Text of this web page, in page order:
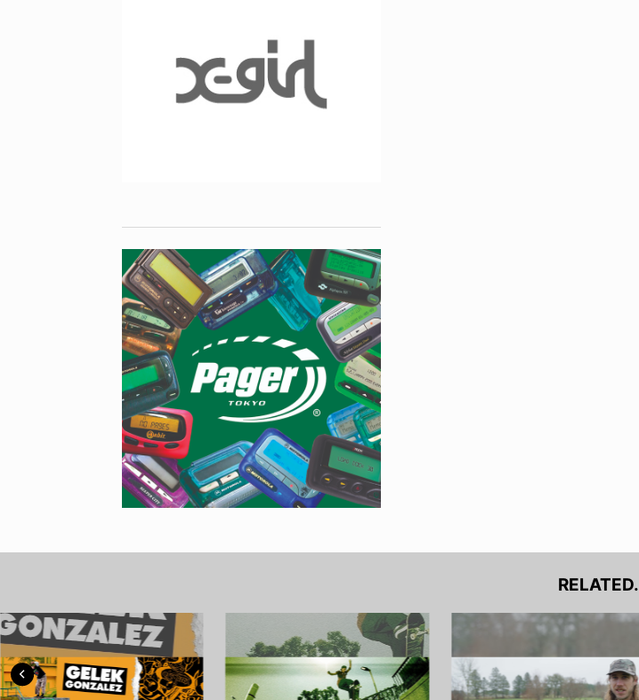
RELATED.